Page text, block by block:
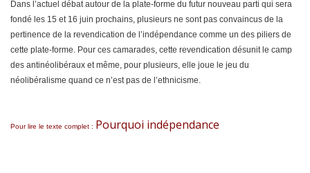
Dans l’actuel débat autour de la plate-forme du futur nouveau parti qui sera
fondé les 15 et 16 juin prochains, plusieurs ne sont pas convaincus de la
pertinence de la revendication de l’indépendance comme un des piliers de
cette plate-forme. Pour ces camarades, cette revendication désunit le camp
des antinéolibéraux et même, pour plusieurs, elle joue le jeu du
néolibéralisme quand ce n’est pas de l’ethnicisme.
Pour lire le texte complet : Pourquoi indépendance